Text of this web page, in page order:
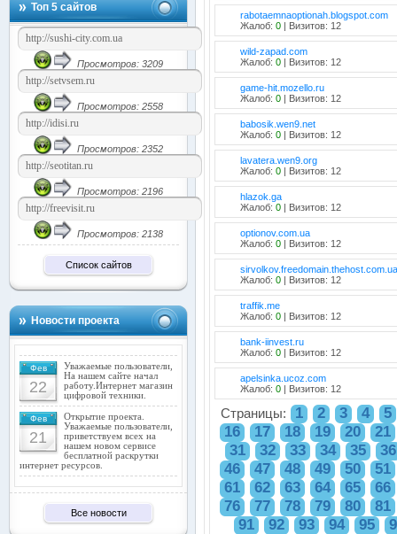
Топ 5 сайтов
Просмотров: 3209
Просмотров: 2558
Просмотров: 2352
Просмотров: 2196
Просмотров: 2138
Список сайтов
Новости проекта
Фев
22
Уважаемые пользователи,
На нашем сайте начал
работу.Интернет магазин
цифровой техники.
Фев
21
Открытие проекта.
Уважаемые пользователи,
приветствуем всех на
нашем новом сервисе
бесплатной раскрутки
интернет ресурсов.
Все новости
rabotaemnaoptionah.blogspot.com
Жалоб: 0 | Визитов: 12
wild-zapad.com
Жалоб: 0 | Визитов: 12
game-hit.mozello.ru
Жалоб: 0 | Визитов: 12
babosik.wen9.net
Жалоб: 0 | Визитов: 12
lavatera.wen9.org
Жалоб: 0 | Визитов: 12
hlazok.ga
Жалоб: 0 | Визитов: 12
optionov.com.ua
Жалоб: 0 | Визитов: 12
sirvolkov.freedomain.thehost.com.ua
Жалоб: 0 | Визитов: 12
traffik.me
Жалоб: 0 | Визитов: 12
bank-iinvest.ru
Жалоб: 0 | Визитов: 12
apelsinka.ucoz.com
Жалоб: 0 | Визитов: 12
Страницы: 1 2 3 4
5
16
17 18 19 20
21
31
32 33 34 35
36
46
47 48 49 50
51
61
62 63 64 65
66
76
77 78 79 80
81
91
92 93 94 95